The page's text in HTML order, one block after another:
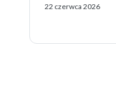
22 czerwca 2026